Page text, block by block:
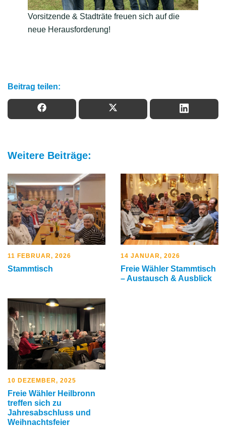
Vorsitzende & Stadträte freuen sich auf die
neue Herausforderung!
Beitrag teilen:
Weitere Beiträge:
11 FEBRUAR, 2026
Stammtisch
14 JANUAR, 2026
Freie Wähler Stammtisch
– Austausch & Ausblick
10 DEZEMBER, 2025
Freie Wähler Heilbronn
treffen sich zu
Jahresabschluss und
Weihnachtsfeier